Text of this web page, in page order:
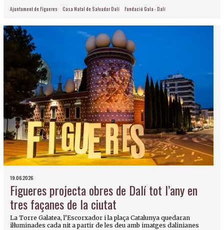
Ajuntament de Figueres Casa Natal de Salvador Dalí Fundació Gala - Dalí
19.06.2026
Figueres projecta obres de Dalí tot l’any en
tres façanes de la ciutat
La Torre Galatea, l’Escorxador i la plaça Catalunya quedaran
il·luminades cada nit a partir de les deu amb imatges dalinianes